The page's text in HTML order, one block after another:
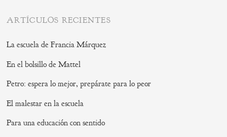
ARTÍCULOS RECIENTES
La escuela de Francia Márquez
En el bolsillo de Mattel
Petro: espera lo mejor, prepárate para lo peor
El malestar en la escuela
Para una educación con sentido